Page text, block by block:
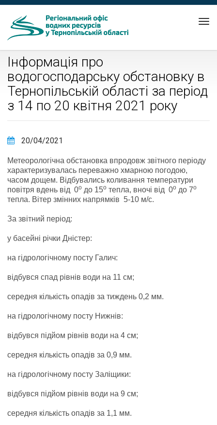
Інформація про
водогосподарську обстановку в
Тернопільській області за період
з 14 по 20 квітня 2021 року
20/04/2021
Метеорологічна обстановка впродовж звітного періоду
характеризувалась переважно хмарною погодою,
часом дощем. Відбувались коливання температури
повітря вдень від 0о до 15о тепла, вночі від 0о до 7о
тепла. Вітер змінних напрямків 5-10 м/с.
За звітний період:
у басейні річки Дністер:
на гідрологічному посту Галич:
відбувся спад рівнів води на 11 см;
середня кількість опадів за тиждень 0,2 мм.
на гідрологічному посту Нижнів:
відбувся підйом рівнів води на 4 см;
середня кількість опадів за 0,9 мм.
на гідрологічному посту Заліщики:
відбувся підйом рівнів води на 9 см;
середня кількість опадів за 1,1 мм.